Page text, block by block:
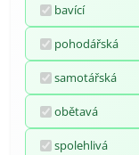
bavící
pohodářská
samotářská
obětavá
spolehlivá